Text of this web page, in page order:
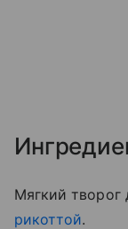
Мягкий творог
рикоттой.